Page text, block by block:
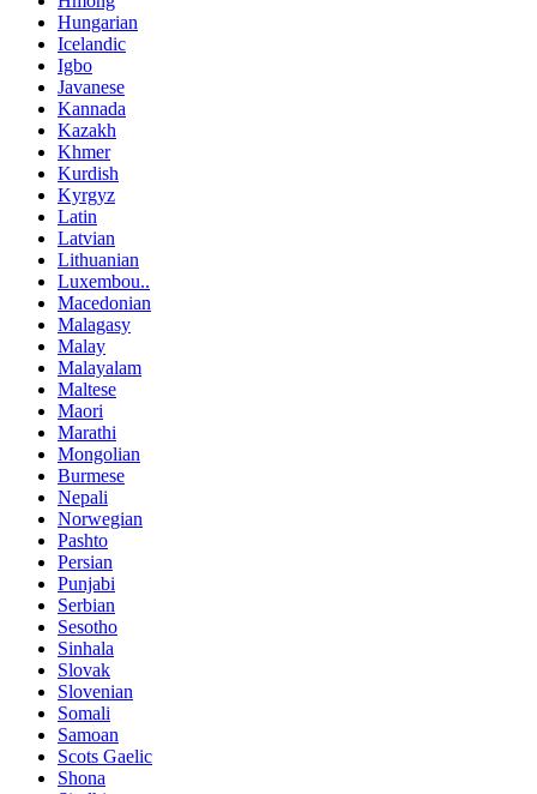
Hungarian
Icelandic
Igbo
Javanese
Kannada
Kazakh
Khmer
Kurdish
Kyrgyz
Latin
Latvian
Lithuanian
Luxembou..
Macedonian
Malagasy
Malay
Malayalam
Maltese
Maori
Marathi
Mongolian
Burmese
Nepali
Norwegian
Pashto
Persian
Punjabi
Serbian
Sesotho
Sinhala
Slovak
Slovenian
Somali
Samoan
Scots Gaelic
Shona